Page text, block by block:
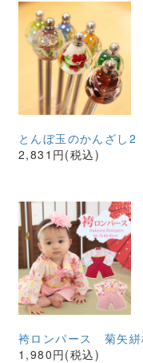
とんぼ玉のかんざし2
2,831円(税込)
袴ロンパース 菊矢
1,980円(税込)